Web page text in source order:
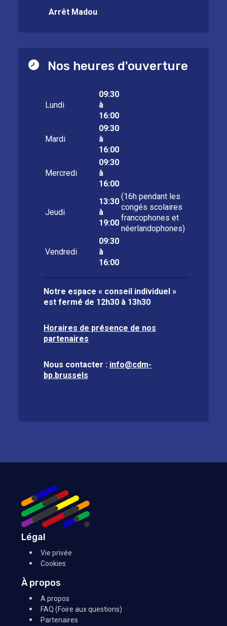
Arrêt Madou
Nos heures d'ouverture
Lundi
09:30
à
16:00
Mardi
09:30
à
16:00
Mercredi
09:30
à
16:00
Jeudi
13:30
à
19:00
(16h pendant les
congés scolaires
francophones et
néerlandophones)
Vendredi
09:30
à
16:00
Notre espace « conseil individuel »
est fermé de 12h30 à 13h30
Horaires de présence de nos
partenaires
Nous contacter : info@cdm-
bp.brussels
Légal
Vie privée
Cookies
À propos
A propos
FAQ (Foire aux questions)
Partenaires